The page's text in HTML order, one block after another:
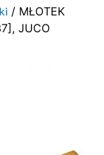
/ MŁOTEK
JUCO